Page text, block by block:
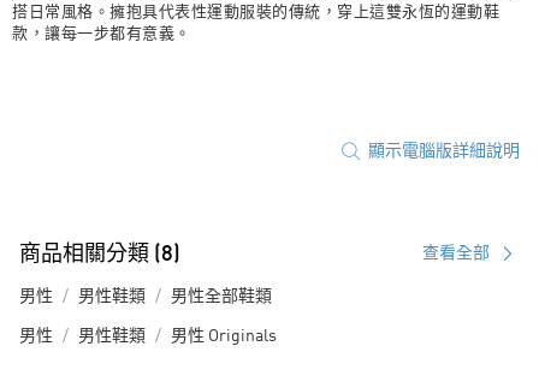
搭日常風格。擁抱具代表性運動服裝的傳統，穿上這雙永恆的運動鞋
款，讓每一步都有意義。
顯示電腦版詳細說明
商品相關分類 (8) 查看全部
男性 男性鞋類 男性全部鞋類
男性 男性鞋類 男性 Originals